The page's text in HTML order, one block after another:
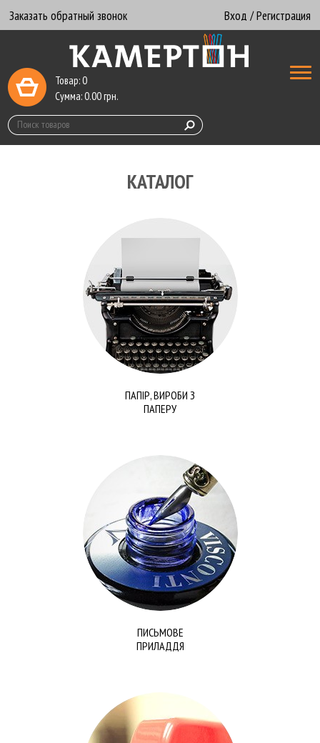
Заказать обратный звонок Вход / Регистрация
Товар:0
Сумма:0.00грн.
КАТАЛОГ
ПАПІР, ВИРОБИ З
ПАПЕРУ
ПИСЬМОВЕ
ПРИЛАДДЯ